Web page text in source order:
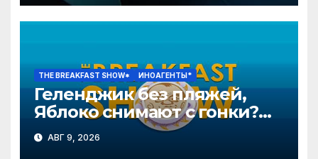
THE BREAKFAST SHOW* ИНОАГЕНТЫ*
Геленджик без пляжей,
Яблоко снимают с гонки?
Колобку грозят расправой.
Давлетгильдеев, Рогов
АВГ 9, 2026